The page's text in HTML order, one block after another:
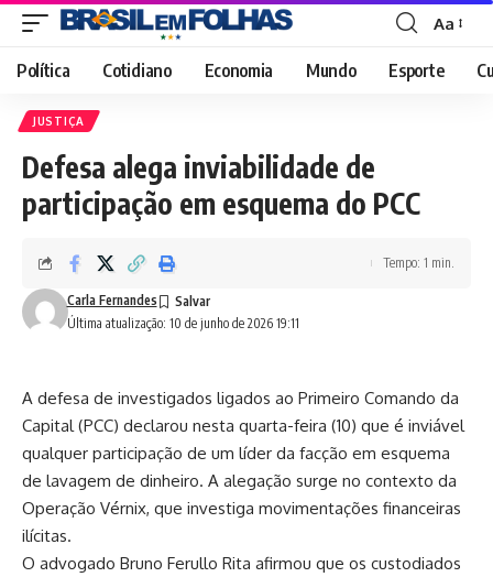
Font
Resizer
Aa
Política Cotidiano Economia Mundo Esporte
JUSTIÇA
Defesa alega inviabilidade de
participação em esquema do PCC
Última atualização: 10 de junho de 2026 19:11
Carla Fernandes
Tempo: 1 min.
A defesa de investigados ligados ao Primeiro Comando da
Capital (PCC) declarou nesta quarta-feira (10) que é inviável
qualquer participação de um líder da facção em esquema
de lavagem de dinheiro. A alegação surge no contexto da
Operação Vérnix, que investiga movimentações financeiras
ilícitas.
O advogado Bruno Ferullo Rita afirmou que os custodiados